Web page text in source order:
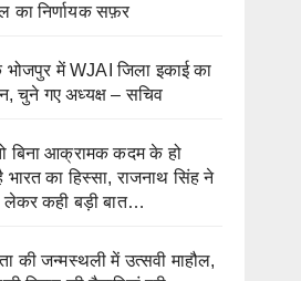
का निर्णायक सफ़र
भोजपुर में WJAI जिला इकाई का
चुने गए अध्यक्ष – सचिव
बिना आक्रामक कदम के हो
का हिस्सा, राजनाथ सिंह ने
लेकर कही बड़ी बात…
की जन्मस्थली में उत्सवी माहौल,